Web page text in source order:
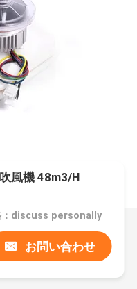
風機 48m3/H
：discuss personally
お問い合わせ